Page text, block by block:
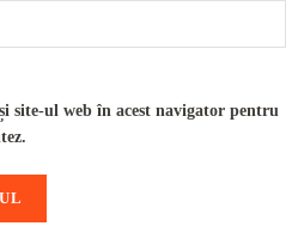
site-ul web în acest navigator pentru